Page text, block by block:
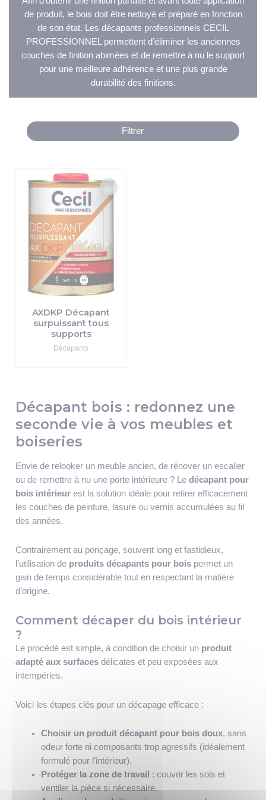
de produit, le bois doit être nettoyé et préparé en fonction
de son état. Les décapants professionnels CECIL
PROFESSIONNEL permettent d’éliminer les anciennes
couches de finition abimées et de remettre à nu le support
pour une meilleure adhérence et une plus grande
durabilité des finitions.
Filtrer
AXDKP Décapant
surpuissant tous
supports
Décapants
Décapant bois : redonnez une
seconde vie à vos meubles et
boiseries
Envie de relooker un meuble ancien, de rénover un escalier
ou de remettre à nu une porte intérieure ? Le décapant pour
bois intérieurest la solution idéale pour retirer efficacement
les couches de peinture, lasure ou vernis accumulées au fil
des années.
Contrairement au ponçage, souvent long et fastidieux,
l’utilisation de produits décapants pour boispermet un
gain de temps considérable tout en respectant la matière
d’origine.
Comment décaper du bois intérieur
?
Le procédé est simple, à condition de choisir un produit
adapté aux surfacesdélicates et peu exposées aux
intempéries.
Voici les étapes clés pour un décapage efficace :
Choisir un produit décapant pour bois doux, sans
odeur forte ni composants trop agressifs (idéalement
formulé pour l’intérieur).
Protéger la zone de travail
: couvrir les sols et
ventiler la pièce si nécessaire.